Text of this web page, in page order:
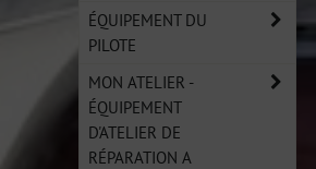
ÉQUIPEMENT DU
PILOTE
MON ATELIER -
ÉQUIPEMENT
D'ATELIER DE
RÉPARATION A